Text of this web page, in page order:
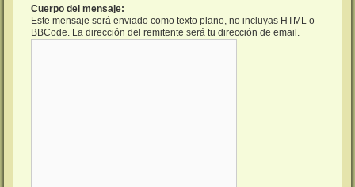
Cuerpo del mensaje:
Este mensaje será enviado como texto plano, no incluyas HTML o
BBCode. La dirección del remitente será tu dirección de email.